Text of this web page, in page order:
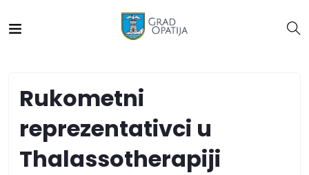
Rukometni
reprezentativci u
Thalassotherapiji